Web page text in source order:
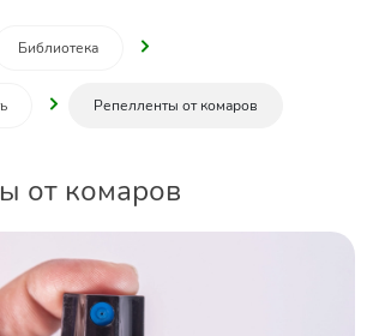
Библиотека
Репелленты от комаров
от комаров